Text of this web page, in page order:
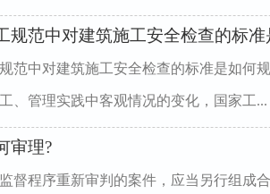
规范中对建筑施工安全检查的标
范中对建筑施工安全检查的标准是如何
、管理实践中客观情况的变化，国家工...
审理?
督程序重新审判的案件，应当另行组成